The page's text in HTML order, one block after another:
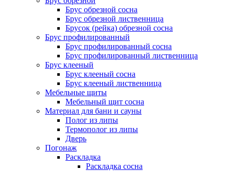
Брус обрезной сосна
Брус обрезной лиственница
Брусок (рейка) обрезной сосна
Брус профилированный
Брус профилированный сосна
Брус профилированный лиственница
Брус клееный
Брус клееный сосна
Брус клееный лиственница
Мебельные щиты
Мебельный щит сосна
Материал для бани и сауны
Полог из липы
Термополог из липы
Дверь
Погонаж
Раскладка
Раскладка сосна